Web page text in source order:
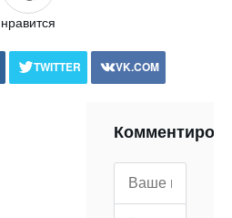
нравится
TWITTER
VK.COM